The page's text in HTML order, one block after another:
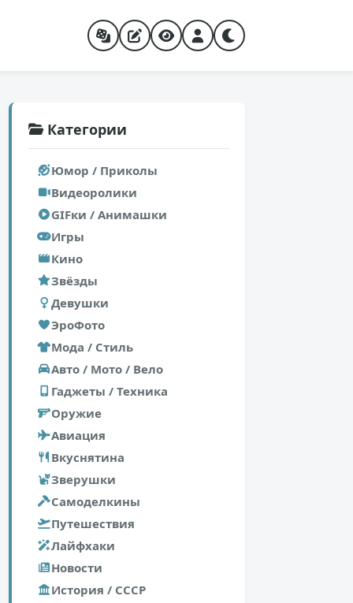
Категории
Юмор / Приколы
Видеоролики
GIFки / Анимашки
Игры
Кино
Звёзды
Девушки
ЭроФото
Мода / Стиль
Авто / Мото / Вело
Гаджеты / Техника
Оружие
Авиация
Вкуснятина
Зверушки
Самоделкины
Путешествия
Лайфхаки
Новости
История / СССР